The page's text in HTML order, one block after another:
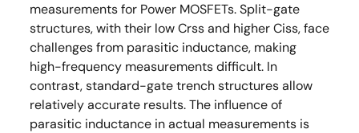
measurements for Power MOSFETs. Split-gate
structures, with their low Crss and higher Ciss, face
challenges from parasitic inductance, making
high-frequency measurements difficult. In
contrast, standard-gate trench structures allow
relatively accurate results. The influence of
parasitic inductance in actual measurements is